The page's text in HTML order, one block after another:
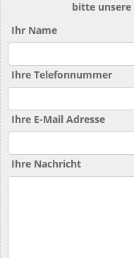
bitte unsere
Ihr Name
Ihre Telefonnummer
Ihre E-Mail Adresse
Ihre Nachricht